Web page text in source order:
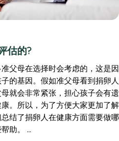
估的?
父母在选择时会考虑的，这是因
的基因。假如准父母看到捐卵人
就会非常紧张，担心孩子会有遗
。所以，为了方便大家更加了解
结了捐卵人在健康方面需要做哪
助。 …